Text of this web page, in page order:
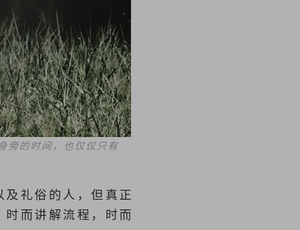
旁的时间，也仅仅只有
礼俗的人，但真正
而讲解流程，时而